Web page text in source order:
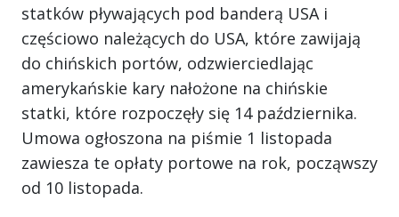
statków pływających pod banderą USA i
częściowo należących do USA, które zawijają
do chińskich portów, odzwierciedlając
amerykańskie kary nałożone na chińskie
statki, które rozpoczęły się 14 października.
Umowa ogłoszona na piśmie 1 listopada
zawiesza te opłaty portowe na rok, począwszy
od 10 listopada.